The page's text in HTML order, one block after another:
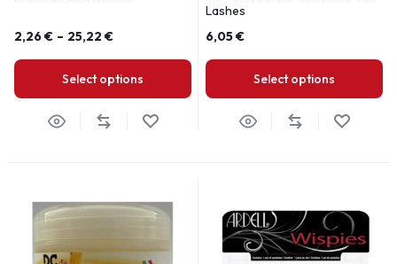
2,26€ – 25,22 €
Select options
Lashes
6,05€
Select options